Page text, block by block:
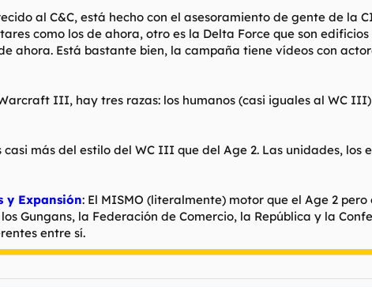
al C&C, está hecho con el asesoramiento de gente de la
como los de ahora, otro es la Delta Force que son
ahora. Está bastante bien, la campaña tiene vídeos con
III, hay tres razas: los humanos (casi iguales al WC
casi más del estilo del WC III que del Age 2. Las unidades,
y Expansión: El MISMO (literalmente) motor que el Age 2
Gungans, la Federación de Comercio, la República y la
entre sí.